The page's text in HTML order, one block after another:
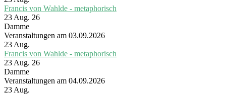
Francis von Wahlde - metaphorisch
23 Aug. 26
Damme
Veranstaltungen am 03.09.2026
23 Aug.
Francis von Wahlde - metaphorisch
23 Aug. 26
Damme
Veranstaltungen am 04.09.2026
23 Aug.